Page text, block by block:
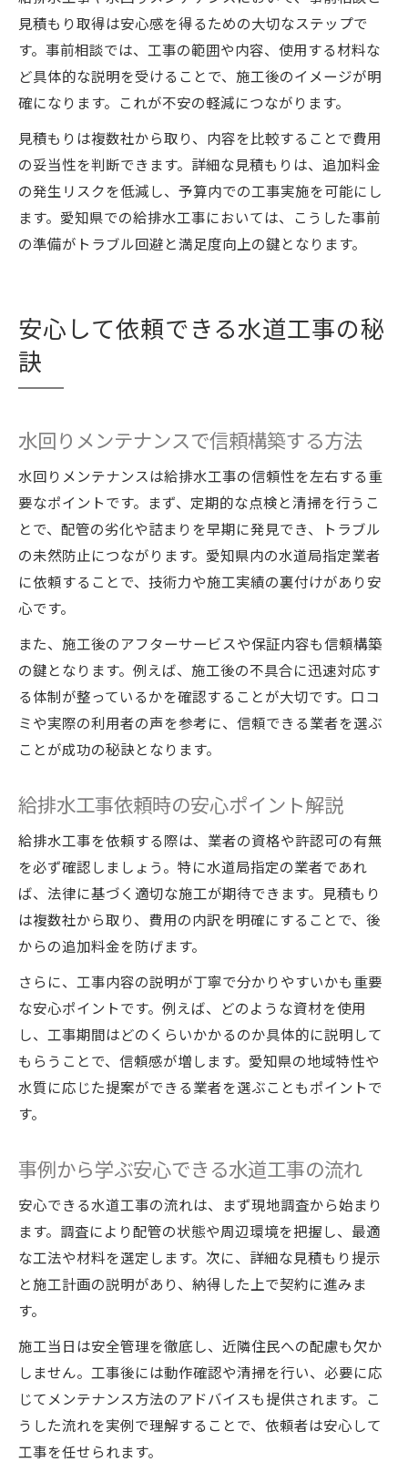
見積もり取得は安心感を得るための大切なステップで
す。事前相談では、工事の範囲や内容、使用する材料な
ど具体的な説明を受けることで、施工後のイメージが明
確になります。これが不安の軽減につながります。
見積もりは複数社から取り、内容を比較することで費用
の妥当性を判断できます。詳細な見積もりは、追加料金
の発生リスクを低減し、予算内での工事実施を可能にし
ます。愛知県での給排水工事においては、こうした事前
の準備がトラブル回避と満足度向上の鍵となります。
安心して依頼できる水道工事の秘
訣
水回りメンテナンスで信頼構築する方法
水回りメンテナンスは給排水工事の信頼性を左右する重
要なポイントです。まず、定期的な点検と清掃を行うこ
とで、配管の劣化や詰まりを早期に発見でき、トラブル
の未然防止につながります。愛知県内の水道局指定業者
に依頼することで、技術力や施工実績の裏付けがあり安
心です。
また、施工後のアフターサービスや保証内容も信頼構築
の鍵となります。例えば、施工後の不具合に迅速対応す
る体制が整っているかを確認することが大切です。口コ
ミや実際の利用者の声を参考に、信頼できる業者を選ぶ
ことが成功の秘訣となります。
給排水工事依頼時の安心ポイント解説
給排水工事を依頼する際は、業者の資格や許認可の有無
を必ず確認しましょう。特に水道局指定の業者であれ
ば、法律に基づく適切な施工が期待できます。見積もり
は複数社から取り、費用の内訳を明確にすることで、後
からの追加料金を防げます。
さらに、工事内容の説明が丁寧で分かりやすいかも重要
な安心ポイントです。例えば、どのような資材を使用
し、工事期間はどのくらいかかるのか具体的に説明して
もらうことで、信頼感が増します。愛知県の地域特性や
水質に応じた提案ができる業者を選ぶこともポイントで
す。
事例から学ぶ安心できる水道工事の流れ
安心できる水道工事の流れは、まず現地調査から始まり
ます。調査により配管の状態や周辺環境を把握し、最適
な工法や材料を選定します。次に、詳細な見積もり提示
と施工計画の説明があり、納得した上で契約に進みま
す。
施工当日は安全管理を徹底し、近隣住民への配慮も欠か
しません。工事後には動作確認や清掃を行い、必要に応
じてメンテナンス方法のアドバイスも提供されます。こ
うした流れを実例で理解することで、依頼者は安心して
工事を任せられます。